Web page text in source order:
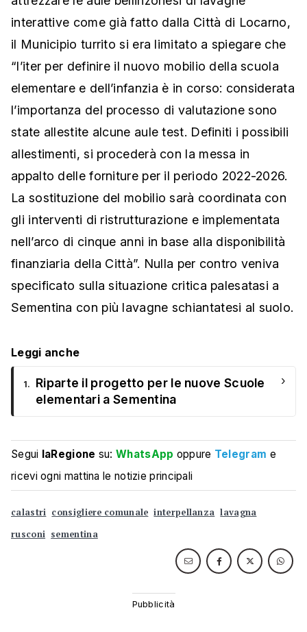
interattive come già fatto dalla Città di Locarno,
il Municipio turrito si era limitato a spiegare che
“l’iter per definire il nuovo mobilio della scuola
elementare e dell’infanzia è in corso: considerata
l’importanza del processo di valutazione sono
state allestite alcune aule test. Definiti i possibili
allestimenti, si procederà con la messa in
appalto delle forniture per il periodo 2022-2026.
La sostituzione del mobilio sarà coordinata con
gli interventi di ristrutturazione e implementata
nell’arco di cinque anni in base alla disponibilità
finanziaria della Città”. Nulla per contro veniva
specificato sulla situazione critica palesatasi a
Sementina con più lavagne schiantatesi al suolo.
Leggi anche
1.
Riparte il progetto per le nuove Scuole
elementari a Sementina
›
Segui laRegione su:WhatsApp oppure Telegram e
ricevi ogni mattina le notizie principali
calastri consigliere comunale interpellanza lavagna
rusconi sementina